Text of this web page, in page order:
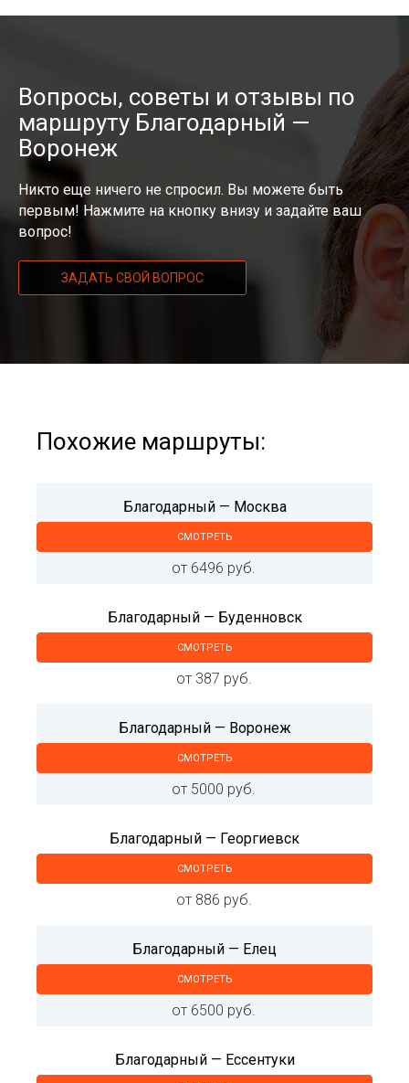
Вопросы, советы и отзывы по
маршруту Благодарный —
Воронеж
Никто еще ничего не спросил. Вы можете быть
первым! Нажмите на кнопку внизу и задайте ваш
вопрос!
ЗАДАТЬ СВОЙ ВОПРОС
Похожие маршруты:
Благодарный — Москва
СМОТРЕТЬ
от 6496 руб.
Благодарный — Буденновск
СМОТРЕТЬ
от 387 руб.
Благодарный — Воронеж
СМОТРЕТЬ
от 5000 руб.
Благодарный — Георгиевск
СМОТРЕТЬ
от 886 руб.
Благодарный — Елец
СМОТРЕТЬ
от 6500 руб.
Благодарный — Ессентуки